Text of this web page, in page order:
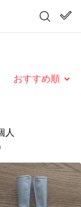
替え
人